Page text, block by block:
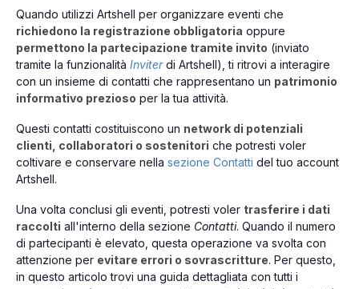
Quando utilizzi Artshell per organizzare eventi che
richiedono la registrazione obbligatoria oppure
permettono la partecipazione tramite invito (inviato
tramite la funzionalità Inviterdi Artshell), ti ritrovi a interagire
con un insieme di contatti che rappresentano un patrimonio
informativo prezioso per la tua attività.
Questi contatti costituiscono un network di potenziali
clienti, collaboratori o sostenitori che potresti voler
coltivare e conservare nella sezione Contatti del tuo account
Artshell.
Una volta conclusi gli eventi, potresti voler trasferire i dati
raccolti all'interno della sezione Contatti. Quando il numero
di partecipanti è elevato, questa operazione va svolta con
attenzione per evitare errori o sovrascritture. Per questo,
in questo articolo trovi una guida dettagliata con tutti i